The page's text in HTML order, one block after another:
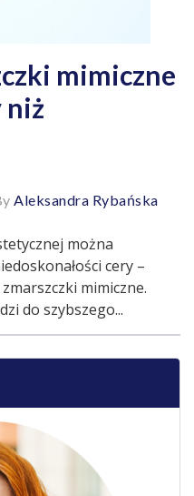
mimiczne
niż
Aleksandra Rybańska
można
cery –
mimiczne.
do szybszego...